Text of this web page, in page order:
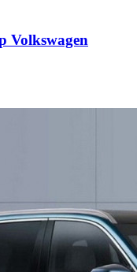
Volkswagen